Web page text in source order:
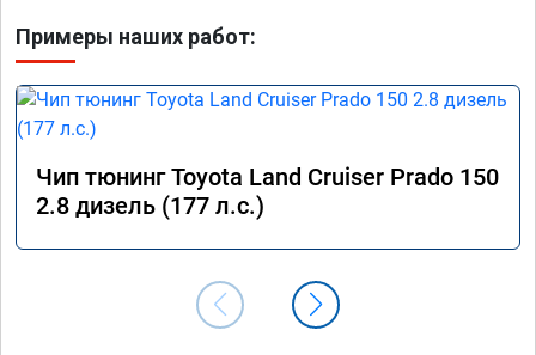
Примеры наших работ:
Чип тюнинг Toyota Land Cruiser Prado 150
2.8 дизель (177 л.с.)